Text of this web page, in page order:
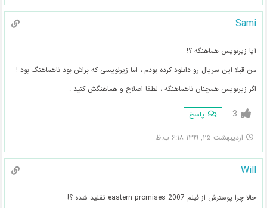
Sami
آیا زیرنویس هماهنگه ؟!
من قبلا این سریال رو دانلود کرده بودم ، اما زیرنویسی که براش بود ناهماهنگ بود !
اگر زیرنویس همچنان ناهماهنگه ، لطفا اصلاح و هماهنگش کنید .
3 پاسخ
اردیبهشت ۲۵, ۱۳۹۹ ۶:۱۸ ب.ظ
Will
حالا چرا پوسترش از فیلم eastern promises 2007 تقلید شده ؟!